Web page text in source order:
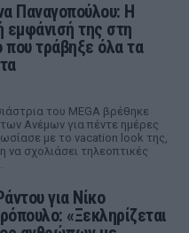
Παναγοπούλου: Η
εμφάνισή της στη
που τράβηξε όλα τα
του MEGA βρέθηκε
Ανέμων για πέντε ημέρες
με το vacation look της,
να σχολιάσει τηλεοπτικές
για Νίκο
«Ξεκληρίζεται